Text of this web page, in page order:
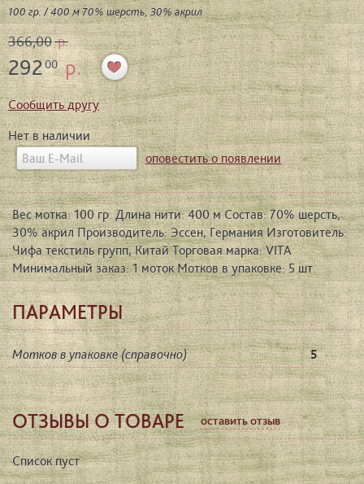
100 гр. / 400 м 70% шерсть, 30% акрил
366,00р.
29200р.
Сообщить другу
Нет в наличии
оповестить о появлении
Вес мотка: 100 гр. Длина нити: 400 м Состав: 70% шерсть,
30% акрил Производитель: Эссен, Германия Изготовитель:
Чифа текстиль групп, Китай Торговая марка: VITA
Минимальный заказ: 1 моток Мотков в упаковке: 5 шт.
ПАРАМЕТРЫ
Мотков в упаковке (справочно) 5
ОТЗЫВЫ О ТОВАРЕ оставить отзыв
Список пуст